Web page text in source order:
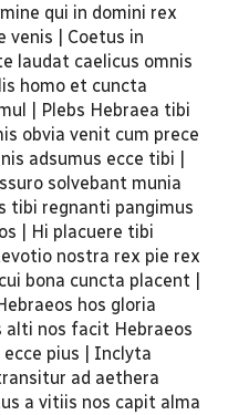
qui in domini rex
venis | Coetus in
laudat caelicus omnis
homo et cuncta
| Plebs Hebraea tibi
obvia venit cum prece
adsumus ecce tibi |
solvebant munia
tibi regnanti pangimus
| Hi placuere tibi
nostra rex pie rex
bona cuncta placent |
hos gloria
alti nos facit Hebraeos
pius | Inclyta
ad aethera
a vitiis nos capit alma